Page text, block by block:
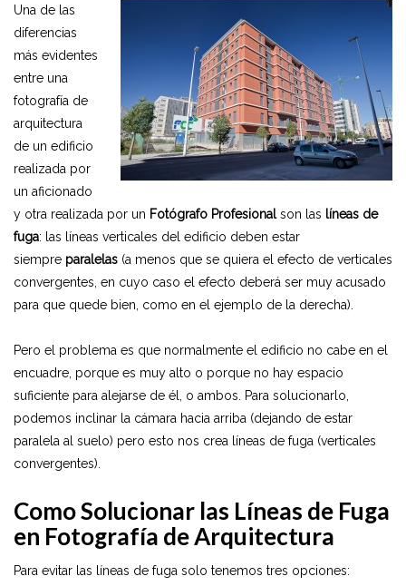
Una de las
diferencias
más evidentes
entre una
fotografía de
arquitectura
de un edificio
realizada por
un aficionado
y otra realizada por un Fotógrafo Profesionalson las líneas de
fuga: las líneas verticales del edificio deben estar
siempre paralelas (a menos que se quiera el efecto de verticales
convergentes, en cuyo caso el efecto deberá ser muy acusado
para que quede bien, como en el ejemplo de la derecha).
Pero el problema es que normalmente el edificio no cabe en el
encuadre, porque es muy alto o porque no hay espacio
suficiente para alejarse de él, o ambos. Para solucionarlo,
podemos inclinar la cámara hacia arriba (dejando de estar
paralela al suelo) pero esto nos crea líneas de fuga (verticales
convergentes).
Como Solucionar las Líneas de Fuga
en Fotografía de Arquitectura
Para evitar las líneas de fuga solo tenemos tres opciones: